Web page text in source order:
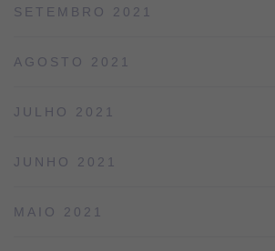
SETEMBRO 2021
AGOSTO 2021
JULHO 2021
JUNHO 2021
MAIO 2021